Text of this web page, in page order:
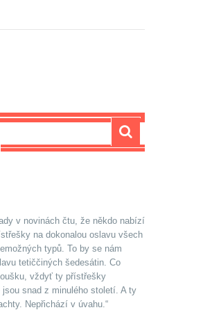
v novinách čtu, že někdo nabízí
na dokonalou oslavu všech
typů. To by se nám
tetiččiných šedesátin. Co
vždyť ty přístřešky
snad z minulého století. A ty
Nepřichází v úvahu.“